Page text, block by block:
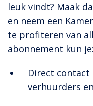
leuk vindt? Maak
en neem een
te profiteren van
abonnement kun je:
Direct
verhuurders